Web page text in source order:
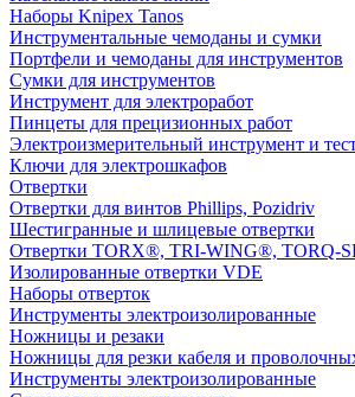
Наборы Knipex Tanos
Инструментальные чемоданы и сумки
Портфели и чемоданы для инструментов
Сумки для инструментов
Инструмент для электроработ
Пинцеты для прецизионных работ
Электроизмерительный инструмент и
Ключи для электрошкафов
Отвертки
Отвертки для винтов Phillips, Pozidriv
Шестигранные и шлицевые отвертки
Отвертки TORX®, TRI-WING®, TORQ-
Изолированные отвертки VDE
Наборы отверток
Инструменты электроизолированные
Ножницы и резаки
Ножницы для резки кабеля и
Инструменты электроизолированные